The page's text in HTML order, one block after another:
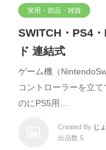
実用・部品・雑貨
SWITCH・PS4
ド 連結式
ゲーム機（
コントローラーを立
のにPS5用…
Created By じ
出品数 5